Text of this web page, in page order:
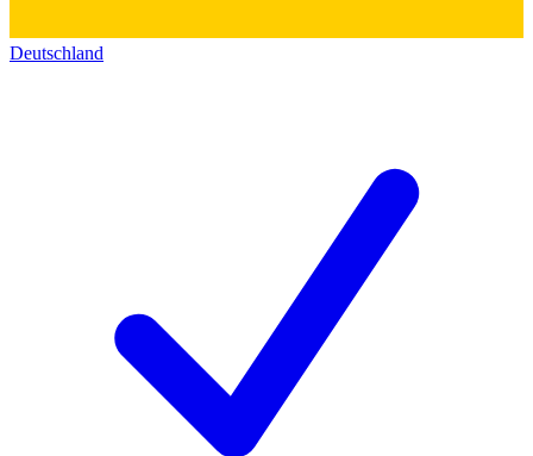
Deutschland